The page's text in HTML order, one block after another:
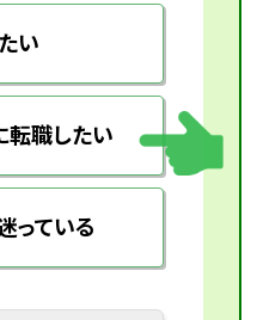
い
転職したい
っている